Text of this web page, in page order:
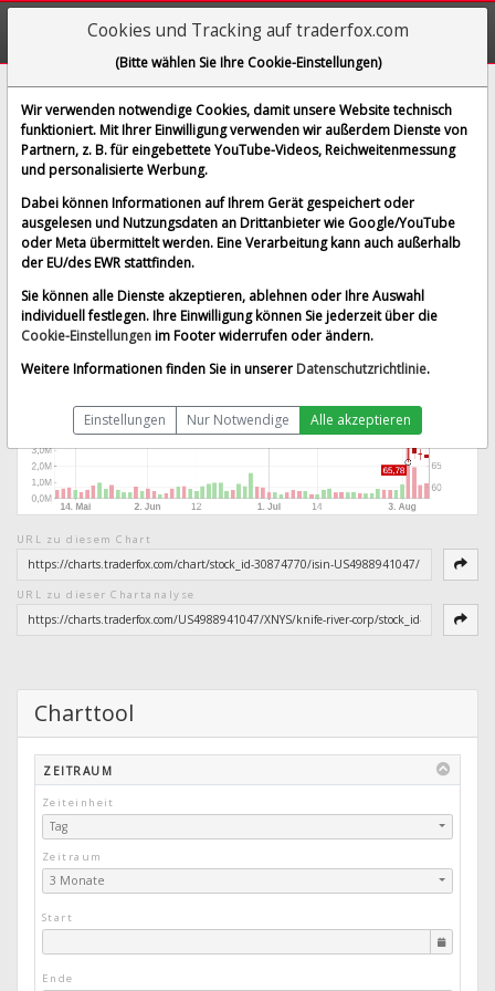
Knife River Corp
[KNF | ISIN US4988941047]
66,880 $ -0,93 %
Echtzeit-Aktienkurs vom 07.08.2026 um 20:00 Uhr
New York Splitbereinigt
URL zu diesem Chart
URL zu dieser Chartanalyse
Charttool
ZEITRAUM
Zeiteinheit
Tag
Zeitraum
3 Monate
Start
Ende
Cookies und Tracking auf traderfox.com
(Bitte wählen Sie Ihre Cookie-Einstellungen)
Wir verwenden notwendige Cookies, damit unsere Website technisch
funktioniert. Mit Ihrer Einwilligung verwenden wir außerdem Dienste von
Partnern, z. B. für eingebettete YouTube-Videos, Reichweitenmessung
und personalisierte Werbung.
Dabei können Informationen auf Ihrem Gerät gespeichert oder
ausgelesen und Nutzungsdaten an Drittanbieter wie Google/YouTube
oder Meta übermittelt werden. Eine Verarbeitung kann auch außerhalb
der EU/des EWR stattfinden.
Sie können alle Dienste akzeptieren, ablehnen oder Ihre Auswahl
individuell festlegen. Ihre Einwilligung können Sie jederzeit über die
Cookie-Einstellungenim Footer widerrufen oder ändern.
Weitere Informationen finden Sie in unserer Datenschutzrichtlinie.
Einstellungen Nur Notwendige Alle akzeptieren